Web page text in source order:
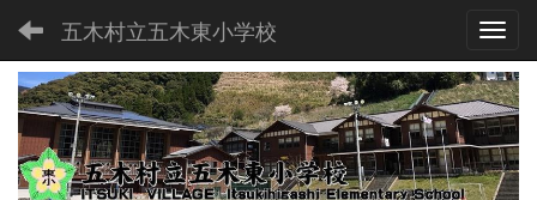
五木村立五木東小学校